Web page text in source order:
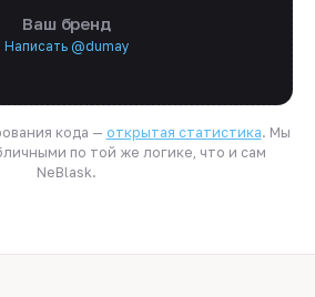
Ваш бренд
Написать @dumay
кода — открытая статистика. Мы
по той же логике, что и сам
NeBlask.